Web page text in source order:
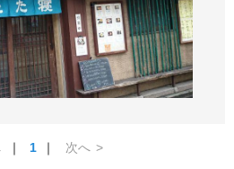
｜ 1 ｜ 次へ >